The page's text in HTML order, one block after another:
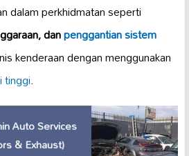
dalam perkhidmatan seperti
danpenggantian sistem
kenderaan dengan menggunakan
tinggi.
Auto Services
& Exhaust)